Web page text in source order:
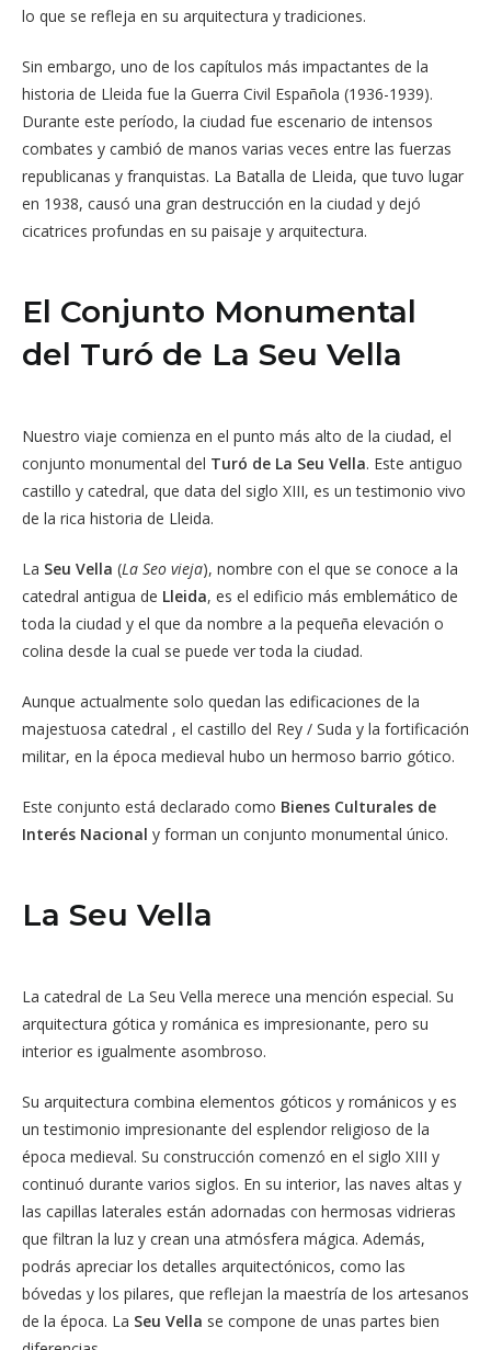
lo que se refleja en su arquitectura y tradiciones.
Sin embargo, uno de los capítulos más impactantes de la
historia de Lleida fue la Guerra Civil Española (1936-1939).
Durante este período, la ciudad fue escenario de intensos
combates y cambió de manos varias veces entre las fuerzas
republicanas y franquistas. La Batalla de Lleida, que tuvo lugar
en 1938, causó una gran destrucción en la ciudad y dejó
cicatrices profundas en su paisaje y arquitectura.
El Conjunto Monumental
del Turó de La Seu Vella
Nuestro viaje comienza en el punto más alto de la ciudad, el
conjunto monumental del Turó de La Seu Vella. Este antiguo
castillo y catedral, que data del siglo XIII, es un testimonio vivo
de la rica historia de Lleida.
La Seu Vella (La Seo vieja), nombre con el que se conoce a la
catedral antigua de Lleida, es el edificio más emblemático de
toda la ciudad y el que da nombre a la pequeña elevación o
colina desde la cual se puede ver toda la ciudad.
Aunque actualmente solo quedan las edificaciones de la
majestuosa catedral , el castillo del Rey / Suda y la fortificación
militar, en la época medieval hubo un hermoso barrio gótico.
Este conjunto está declarado como Bienes Culturales de
Interés Nacional y forman un conjunto monumental único.
La Seu Vella
La catedral de La Seu Vella merece una mención especial. Su
arquitectura gótica y románica es impresionante, pero su
interior es igualmente asombroso.
Su arquitectura combina elementos góticos y románicos y es
un testimonio impresionante del esplendor religioso de la
época medieval. Su construcción comenzó en el siglo XIII y
continuó durante varios siglos. En su interior, las naves altas y
las capillas laterales están adornadas con hermosas vidrieras
que filtran la luz y crean una atmósfera mágica. Además,
podrás apreciar los detalles arquitectónicos, como las
bóvedas y los pilares, que reflejan la maestría de los artesanos
de la época. La Seu Vella se compone de unas partes bien